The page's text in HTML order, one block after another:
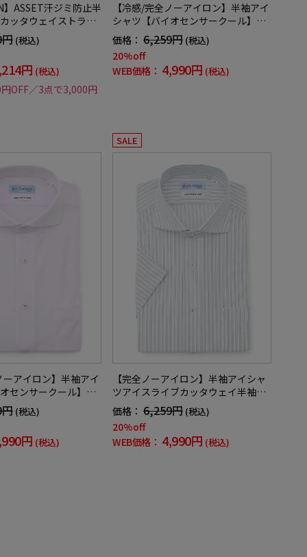
】ASSET汗ジミ防止半
ッタウェイストライ
速乾ＵＶ加工春夏
(税込)
円 (税込)
OFF／3点で3,000円
【冷感/完全ノーアイロン】半袖アイ
シャツ【バイオセンサークール】ツ
イル調カッタウェイ半袖ワイシャツ
織柄無地形態安定ストレッチ防汚効
果吸汗速乾春夏
価格： 6,259円 (税込)
20%off
WEB価格： 4,990円 (税込)
アイロン】半袖アイ
センサークール】ツ
ェイ半袖ワイシャツ
定ストレッチ防汚効
(税込)
円 (税込)
SALE
【完全ノーアイロン】半袖アイシャ
ツアイスライブカッタウェイ半袖ワ
イシャツストライプ形態安定ストレ
ッチ吸汗速乾ニット素材春夏
価格： 6,259円 (税込)
20%off
WEB価格： 4,990円 (税込)